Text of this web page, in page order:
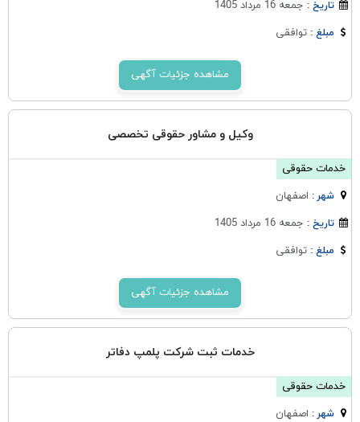
تاریخ : جمعه 16 مرداد 1405
مبلغ :توافقی
مشاهده جزئیات آگهی
وکیل و مشاور حقوقی تخصصی
خدمات حقوقی
شهر : اصفهان
تاریخ : جمعه 16 مرداد 1405
مبلغ :توافقی
مشاهده جزئیات آگهی
خدمات ثبت شرکت پلمپ دفاتر
خدمات حقوقی
شهر : اصفهان